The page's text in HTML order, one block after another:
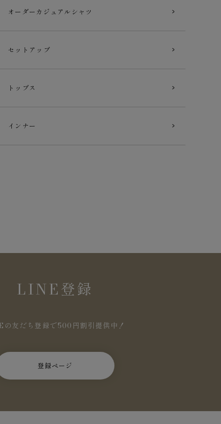
オーダー カジュアルシャツ
セットアップ
トップス
インナー
LINE登録
友だち登録で500円割引提供中！
登録ページ